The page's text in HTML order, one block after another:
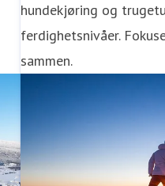
hundekjøring og
ferdighetsnivåer.
sammen.